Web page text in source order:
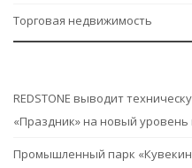
Торговая недвижимость
REDSTONE выводит
«Праздник» на новый уровень
Промышленный парк